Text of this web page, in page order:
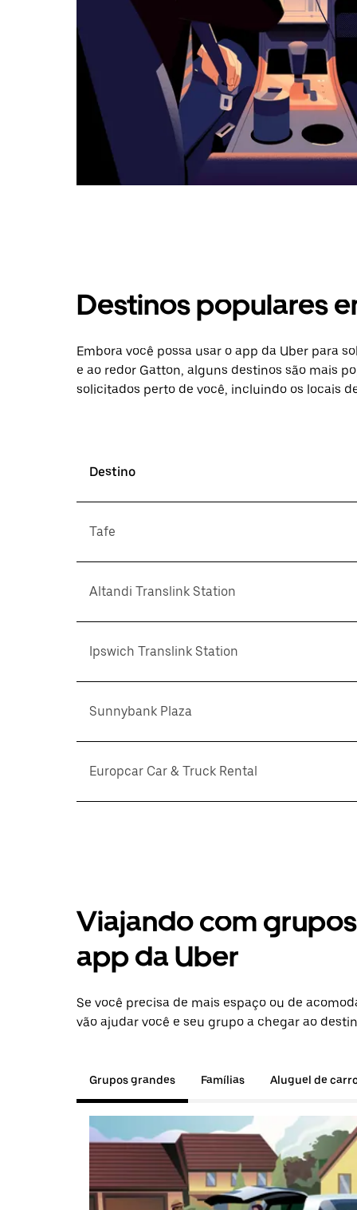
Destinos populares
Embora você possa usar o app da Uber para
e ao redor Gatton, alguns destinos são mais
solicitados perto de você, incluindo os locais
Destino
Tafe
Altandi Translink Station
Ipswich Translink Station
Sunnybank Plaza
Europcar Car & Truck Rental
Viajando com
app da Uber
Se você precisa de mais espaço ou de
vão ajudar você e seu grupo a chegar ao
Grupos grandes Famílias Aluguel de